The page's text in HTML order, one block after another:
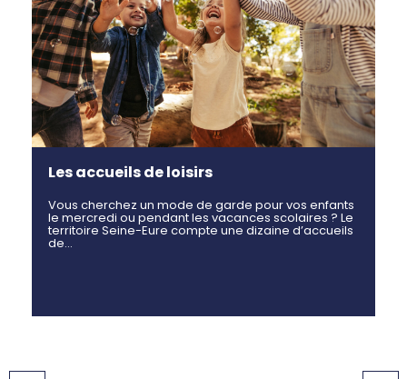
Les accueils de loisirs
Vous cherchez un mode de garde pour vos enfants
le mercredi ou pendant les vacances scolaires ? Le
territoire Seine-Eure compte une dizaine d’accueils
de…